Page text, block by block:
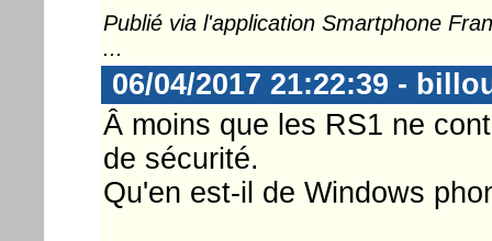
Publié via l'application Smartphone
...
06/04/2017 21:22:39 -
Â moins que les RS1 ne
de sécurité.
Qu'en est-il de Windows